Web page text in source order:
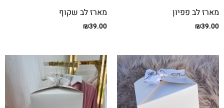
מארז לב פפיון
₪39.00
מארז לב שקוף
₪39.00